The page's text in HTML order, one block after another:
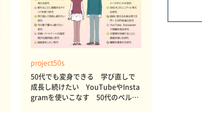
project50s
50代でも変身できる 学び直しで
成長し続けたい YouTubeやInsta
gramを使いこなす 50代のペルソ